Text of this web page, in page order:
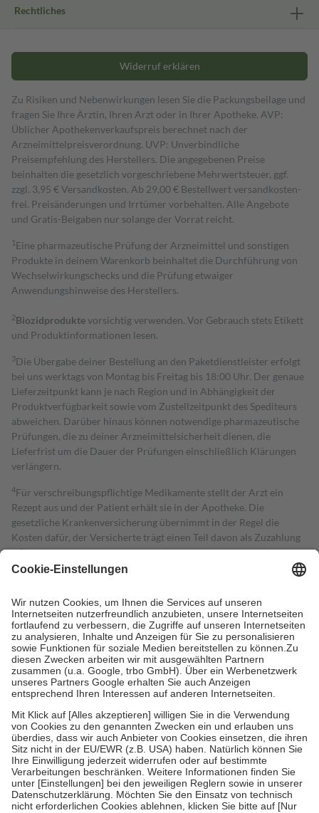
Rechtliches
Widerruf erklären
Zu Risiken und Nebenwirkungen lesen Sie die Packungsbeilage und
fragen Sie Ihre Ärztin, Ihren Arzt oder in Ihrer Apotheke. AVP:
Üblicher Apothekenverkaufspreis berechnet nach der
Arzneimittelpreisverordnung. UVP: Unverbindliche
Preisempfehlung des Herstellers. Die angegebenen Preise
beinhalten die gesetzlich vorgeschriebene Mehrwertsteuer, ggf.
zzgl. 3,95 € Versandkosten. Ab 29,00 € Bestell­wert versand­kosten­
frei. Preisänderungen und Irrtümer vorbehalten. Alle Angebote
und Gratis-Beigaben nur solange der Vorrat reicht.
1 Eine pharmazeutische Prüfung der Arzneimittel und sonstigen
Produkte in deinem Warenkorb beinhaltet die Durchführung von
Wechselwirkungschecks und die Prüfung etwaiger
Anwendungshinweise des Herstellers.
2Biozidproduktevorsichtig verwenden. Vor Gebrauch stets Etikett
und Produktinformationen lesen.
3Die Übergabe deiner Bestellung an den Paketdienstleister erfolgt
bei uns werktags von Montag bis Freitag bis 18:00 Uhr. Der genaue
Lieferzeitpunkt kann je nach Region und in Abhängigkeit der
Produktverfügbarkeit sowie vom Zustellzeitpunkt des Spediteurs
abweichen. Darüber hinaus können notwendige pharmazeutische
Prüfungen, die zu deiner Arzneimittelsicherheit dienen, die
Lieferfrist um die Dauer der Prüfungen einschließlich Klärungen
verlängern.
4Für verschreibungspflichtige Medikamente stellt der Arzt ein
Rezept aus und der Patient erhält sie in der Apotheke. Die
gesetzliche Krankenversicherung übernimmt in der Regel die
Kosten dafür, der Versicherte trägt einen Teil davon als Zuzahlung
mit.
Grundsätzlich leisten Mitglieder Zuzahlungen in Höhe von zehn
höchstens zehn Euro.
Es sind jedoch nie mehr als die tatsächlichen
Kosten der Leistung zu entrichten.
Diese Regeln gelten grundsätzlich auch für Online-Apotheken.
Bei Heilmitteln und häuslicher Krankenpflege beträgt die
Zuzahlung zehn Prozent der Kosten sowie zehn Euro je
Verordnung.
Um das Engagement der Versicherten für ihre eigene Gesundheit zu
stärken und die besondere Stellung der Familie zu unterstützen,
fallenkeine Zuzahlungenan bei:
• Kindern und Jugendlichen bis zum vollendeten 18. Lebensjahr
mit Ausnahme der Fahrkosten
• Untersuchungen zur Vorsorge und Früherkennung, die von der
GKV getragen werden
• empfohlenen Schutzimpfungen
• Harn- und Blutteststreifen